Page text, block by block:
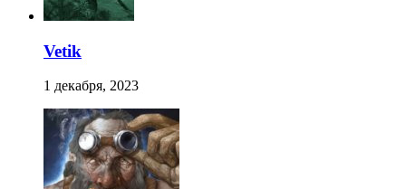
Vetik
1 декабря, 2023